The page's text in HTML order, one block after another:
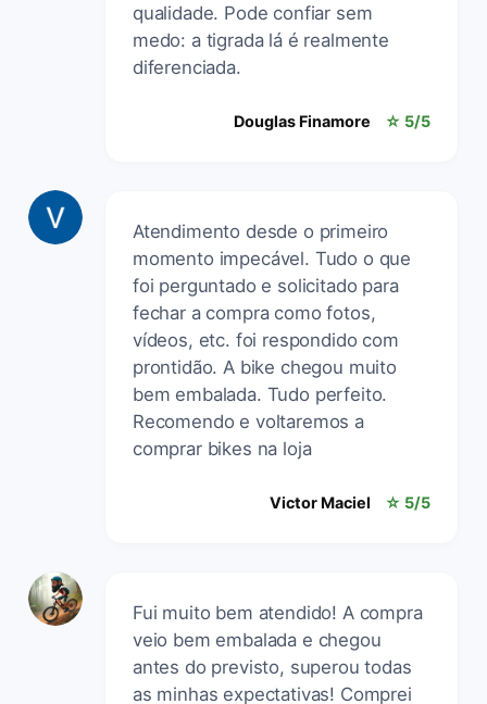
qualidade. Pode confiar sem
medo: a tigrada lá é realmente
diferenciada.
Douglas Finamore ☆ 5/5
Atendimento desde o primeiro
momento impecável. Tudo o que
foi perguntado e solicitado para
fechar a compra como fotos,
vídeos, etc. foi respondido com
prontidão. A bike chegou muito
bem embalada. Tudo perfeito.
Recomendo e voltaremos a
comprar bikes na loja
Victor Maciel ☆ 5/5
Fui muito bem atendido! A compra
veio bem embalada e chegou
antes do previsto, superou todas
as minhas expectativas! Comprei